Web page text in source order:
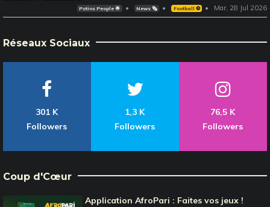
Potins People 🌟 News 🗞️ Football ⚽️ Mar, 28 Jul 2026
Réseaux Sociaux
301 K
Followers
1,3 K
Followers
76,5 K
Followers
Coup d'Cœur
Application AfroPari : Faites vos jeux !